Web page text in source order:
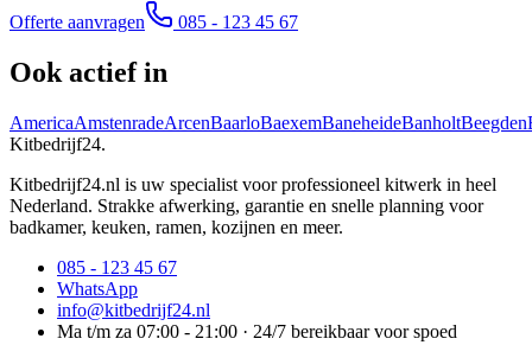
Offerte aanvragen 085 - 123 45 67
Ook actief in
AmericaAmstenradeArcenBaarloBaexemBaneheideBanholtBeegden
Kitbedrijf24.
Kitbedrijf24.nl is uw specialist voor professioneel kitwerk in heel
Nederland. Strakke afwerking, garantie en snelle planning voor
badkamer, keuken, ramen, kozijnen en meer.
085 - 123 45 67
WhatsApp
info@kitbedrijf24.nl
Ma t/m za 07:00 - 21:00 · 24/7 bereikbaar voor spoed